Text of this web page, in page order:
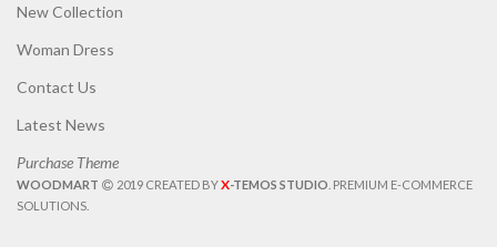
New Collection
Woman Dress
Contact Us
Latest News
Purchase Theme
WOODMART 2019 CREATED BYX-TEMOS STUDIO . PREMIUM E-COMMERCE
SOLUTIONS.